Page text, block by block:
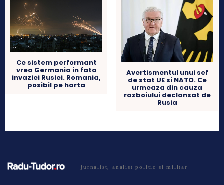
Ce sistem performant
vrea Germania in fata
invaziei Rusiei. Romania,
posibil pe harta
Avertismentul unui sef
de stat UE si NATO. Ce
urmeaza din cauza
razboiului declansat de
Rusia
jurnalist, analist politic si militar